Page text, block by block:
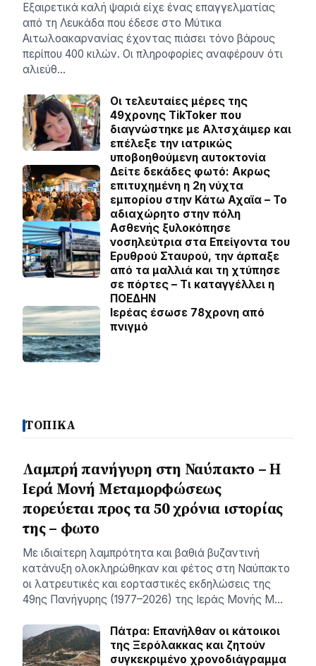
Εξαιρετικά καλή ψαριά είχε ένας επαγγελματίας
από τη Λευκάδα που έδεσε στο Μύτικα
Αιτωλοακαρνανίας έχοντας πιάσει τόνο βάρους
περίπου 400 κιλών. Οι πληροφορίες αναφέρουν ότι
αλιεύθ…
Οι τελευταίες μέρες της
49χρονης TikToker που
διαγνώστηκε με Αλτσχάιμερ και
επέλεξε την ιατρικώς
υποβοηθούμενη αυτοκτονία
Δείτε δεκάδες φωτό: Ακρως
επιτυχημένη η 2η νύχτα
εμπορίου στην Κάτω Αχαϊα – Το
αδιαχώρητο στην πόλη
Ασθενής ξυλοκόπησε
νοσηλεύτρια στα Επείγοντα του
Ερυθρού Σταυρού, την άρπαξε
από τα μαλλιά και τη χτύπησε
σε πόρτες – Τι καταγγέλλει η
ΠΟΕΔΗΝ
Ιερέας έσωσε 78χρονη από
πνιγμό
ΤΟΠΙΚΑ
Λαμπρή πανήγυρη στη Ναύπακτο – Η
Ιερά Μονή Μεταμορφώσεως
πορεύεται προς τα 50 χρόνια ιστορίας
της – φωτο
Με ιδιαίτερη λαμπρότητα και βαθιά βυζαντινή
κατάνυξη ολοκληρώθηκαν και φέτος στη Ναύπακτο
οι λατρευτικές και εορταστικές εκδηλώσεις της
49ης Πανήγυρης (1977–2026) της Ιεράς Μονής Μ…
Πάτρα: Επανήλθαν οι κάτοικοι
της Ξερόλακκας και ζητούν
συγκεκριμένο χρονοδιάγραμμα